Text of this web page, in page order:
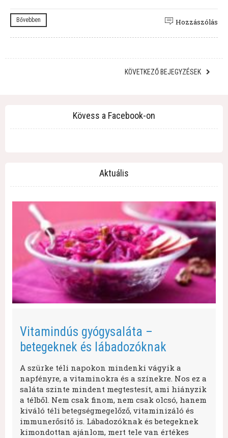
Bővebben Hozzászólás
KÖVETKEZŐ BEJEGYZÉSEK
Kövess a Facebook-on
Aktuális
Vitamindús gyógysaláta –
betegeknek és lábadozóknak
A szürke téli napokon mindenki vágyik a
napfényre, a vitaminokra és a színekre. Nos ez a
saláta szinte mindent megtestesít, ami hiányzik
a télből. Nem csak finom, nem csak olcsó, hanem
kiváló téli betegségmegelőző, vitaminizáló és
immunerősítő is. Lábadozóknak és betegeknek
kimondottan ajánlom, mert tele van értékes